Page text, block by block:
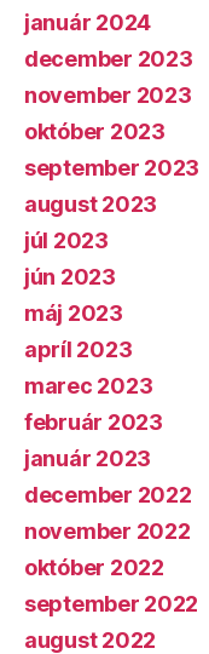
január 2024
december 2023
november 2023
október 2023
september 2023
august 2023
júl 2023
jún 2023
máj 2023
apríl 2023
marec 2023
február 2023
január 2023
december 2022
november 2022
október 2022
september 2022
august 2022